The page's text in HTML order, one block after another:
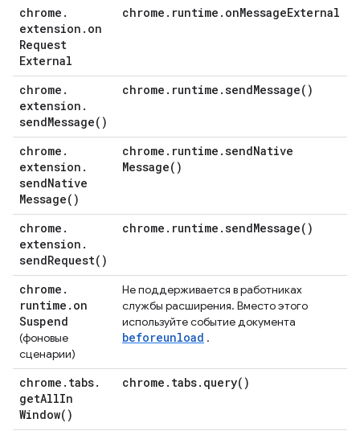
chrome .
extension . on
Request
External
chrome . runtime . onMessageExternal
chrome .
extension .
sendMessage( )
chrome . runtime .sendMessage( )
chrome .
extension .
sendNative
Message( )
chrome . runtime .sendNative
Message( )
chrome .
extension .
sendRequest( )
chrome . runtime .sendMessage( )
chrome .
runtime . on
Suspend
(фоновые
сценарии)
Не поддерживается в работниках
службы расширения. Вместо этого
используйте событие документа
beforeunload .
chrome . tabs.
getAllIn
Window( )
chrome . tabs. query( )